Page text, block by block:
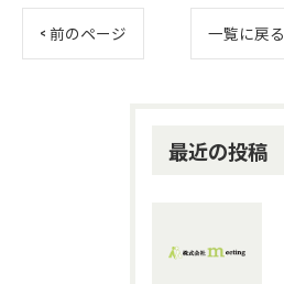
< 前のページ 一覧に戻る
最近の投稿